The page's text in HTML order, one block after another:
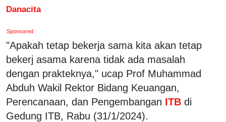
Danacita
Sponsored
"Apakah tetap bekerja sama kita akan tetap
bekerj asama karena tidak ada masalah
dengan prakteknya," ucap Prof Muhammad
Abduh Wakil Rektor Bidang Keuangan,
Perencanaan, dan Pengembangan ITB di
Gedung ITB, Rabu (31/1/2024).